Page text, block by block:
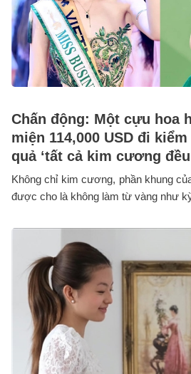
Chấn động: Một cựu hoa
miện 114,000 USD đi
quả ‘tất cả kim cương đều
Không chỉ kim cương, phần khung
được cho là không làm từ vàng như